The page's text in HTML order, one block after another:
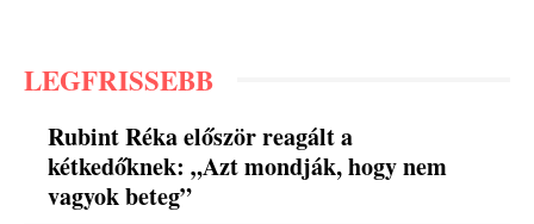
LEGFRISSEBB
Rubint Réka először reagált a
kétkedőknek: „Azt mondják, hogy nem
vagyok beteg”